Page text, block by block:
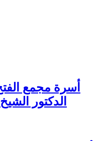
أسرة مجمع
الدكتور